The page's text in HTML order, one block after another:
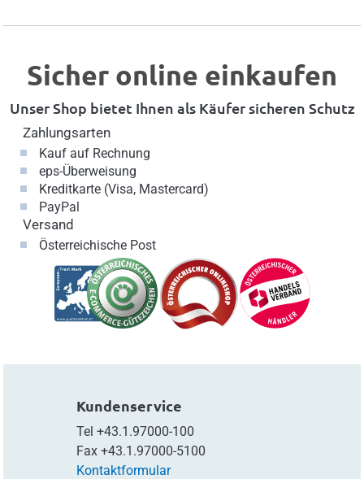
Sicher online einkaufen
Unser Shop bietet Ihnen als Käufer sicheren Schutz
Zahlungsarten
Kauf auf Rechnung
eps-Überweisung
Kreditkarte (Visa, Mastercard)
PayPal
Versand
Österreichische Post
Kundenservice
Tel +43.1.97000-100
Fax +43.1.97000-5100
Kontaktformular